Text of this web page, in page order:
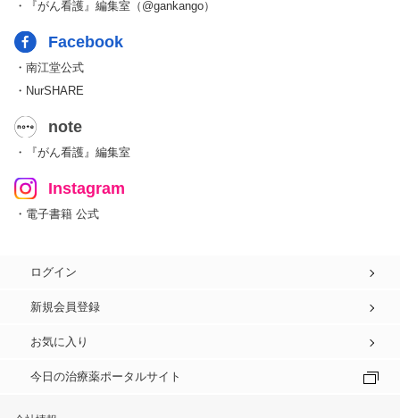
・『がん看護』編集室（@gankango）
Facebook
・南江堂公式
・NurSHARE
note
・『がん看護』編集室
Instagram
・電子書籍 公式
ログイン
新規会員登録
お気に入り
今日の治療薬ポータルサイト